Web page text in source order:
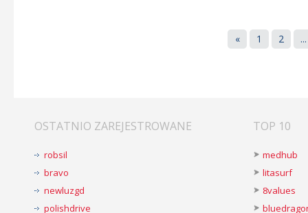
« 1 2 ...
OSTATNIO ZAREJESTROWANE
robsil
bravo
newluzgd
polishdrive
TOP 10
medhub
litasurf
8values